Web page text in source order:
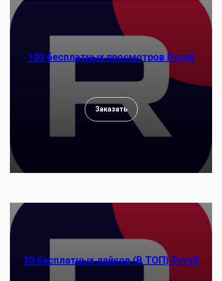
100 бесплатных просмотров Рутуб
Заказать
10 бесплатных лайков (В ТОП) Рутуб